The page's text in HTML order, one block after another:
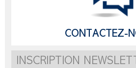
CONTACTEZ-
INSCRIPTION